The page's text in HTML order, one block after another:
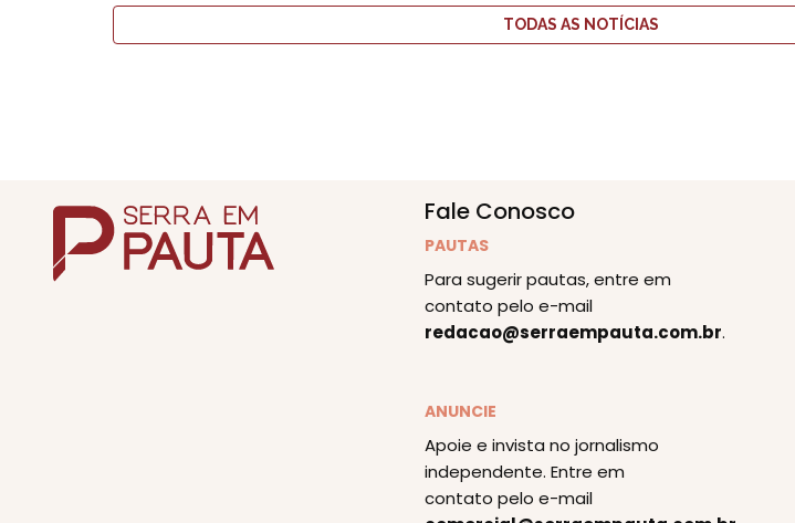
TODAS AS NOTÍCIAS
Fale Conosco
PAUTAS
Para sugerir pautas, entre em
contato pelo e-mail
redacao@serraempauta.com.br.
ANUNCIE
Apoie e invista no jornalismo
independente. Entre em
contato pelo e-mail